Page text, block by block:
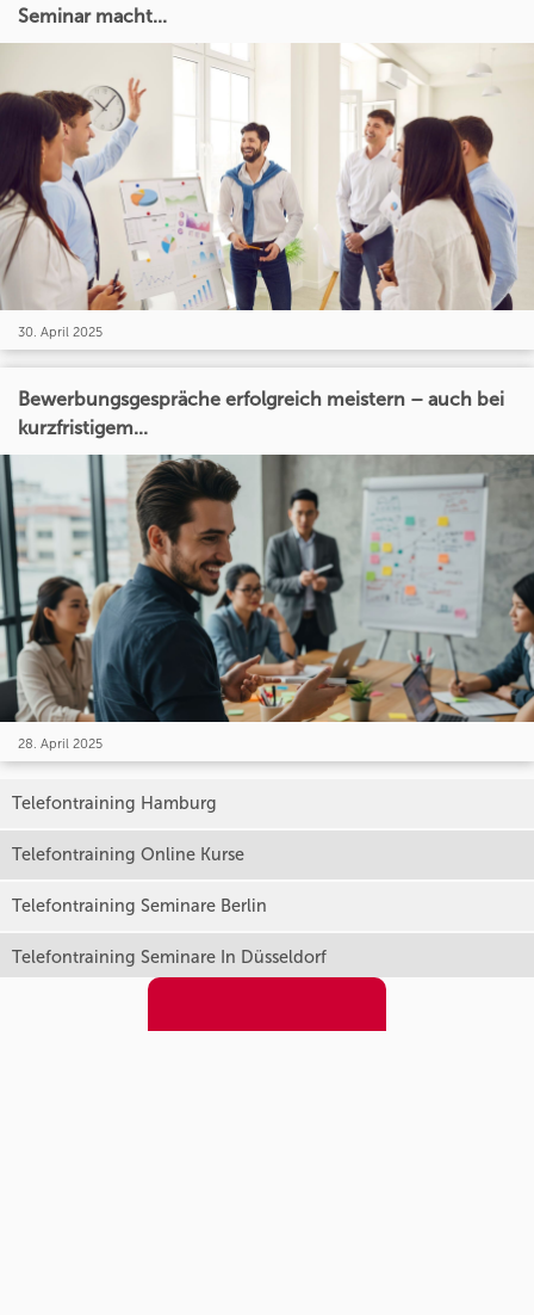
Seminar macht...
30. April 2025
Bewerbungsgespräche erfolgreich meistern – auch bei
kurzfristigem...
28. April 2025
Telefontraining Hamburg
Telefontraining Online Kurse
Telefontraining Seminare Berlin
Telefontraining Seminare In Düsseldorf